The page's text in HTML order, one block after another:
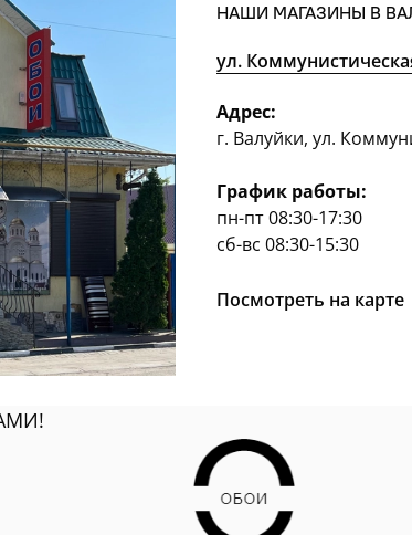
НАШИ МАГАЗИНЫ В
ул.
Адрес:
г. Валуйки, ул.
График работы:
пн-пт 08:30-17:30
сб-вс 08:30-15:30
Посмотреть на карте